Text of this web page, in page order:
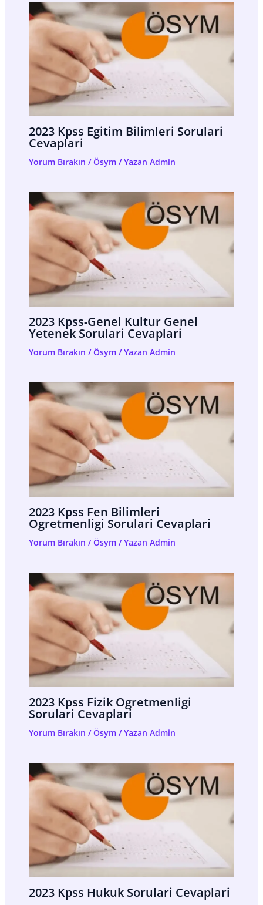
2023 Kpss Egitim Bilimleri Sorulari
Cevaplari
Yorum Bırakın /Ösym/ Yazan Admin
2023 Kpss-Genel Kultur Genel
Yetenek Sorulari Cevaplari
Yorum Bırakın /Ösym/ Yazan Admin
2023 Kpss Fen Bilimleri
Ogretmenligi Sorulari Cevaplari
Yorum Bırakın /Ösym/ Yazan Admin
2023 Kpss Fizik Ogretmenligi
Sorulari Cevaplari
Yorum Bırakın /Ösym/ Yazan Admin
2023 Kpss Hukuk Sorulari Cevaplari